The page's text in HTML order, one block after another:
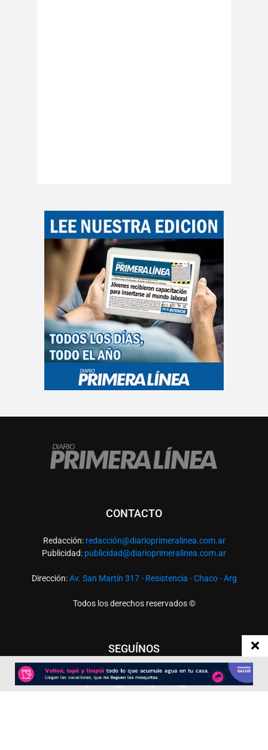
CONTACTO
Redacción: redacción@diarioprimeralinea.com.ar
Publicidad: publicidad@diarioprimeralinea.com.ar
Dirección:Av. San Martín 317 - Resistencia - Chaco - Arg
Todos los derechos reservados ©
SEGUÍNOS